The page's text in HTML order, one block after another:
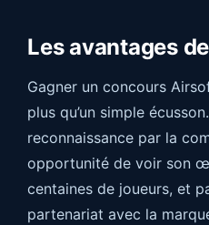
Les avantages
Gagner un concours
plus qu’un simple
reconnaissance par la
opportunité de voir son
centaines de joueurs, et
partenariat avec la